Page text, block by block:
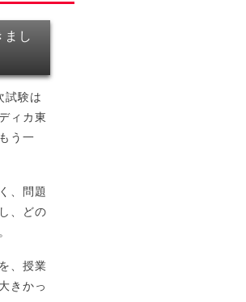
し
試験は
ィカ東
う一
、問題
、どの
、授業
きかっ